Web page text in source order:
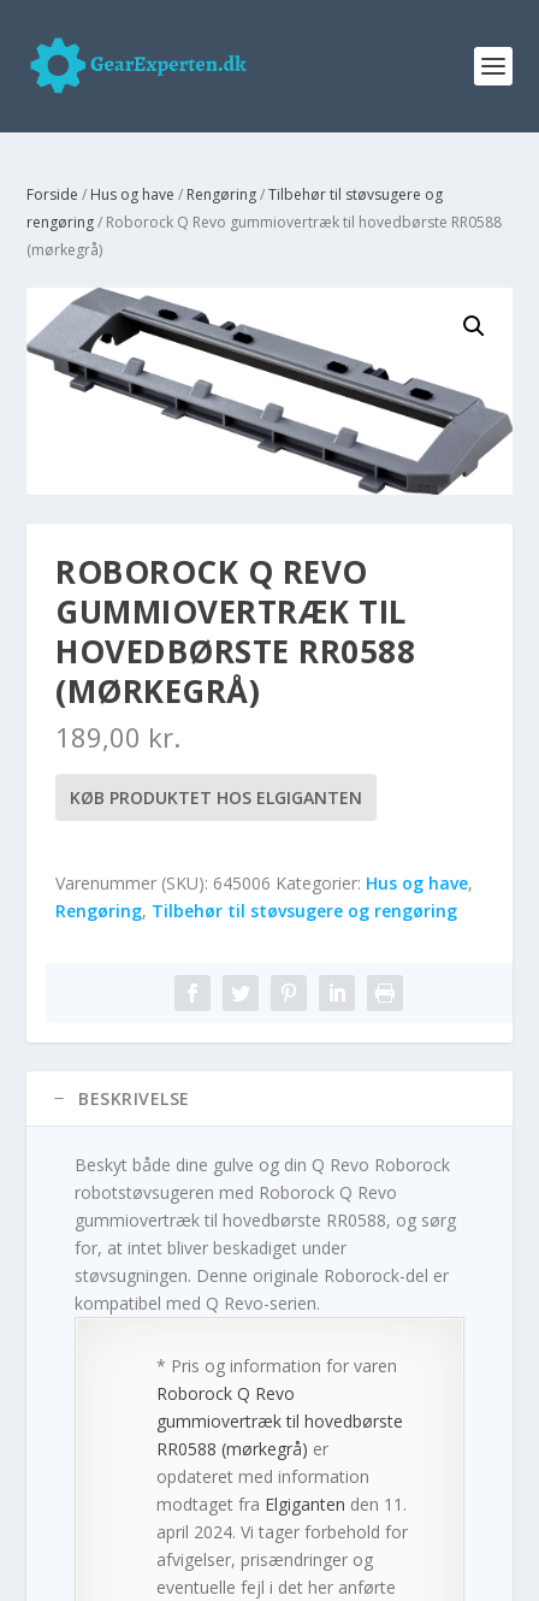
Forside / Hus og have / Rengøring/Tilbehør til støvsugere og
rengøring/ Roborock Q Revo gummiovertræk til hovedbørste RR0588
(mørkegrå)
ROBOROCK Q REVO
GUMMIOVERTRÆK TIL
HOVEDBØRSTE RR0588
(MØRKEGRÅ)
189,00 kr.
KØB PRODUKTET HOS ELGIGANTEN
Varenummer (SKU): 645006 Kategorier: Hus og have,
Rengøring, Tilbehør til støvsugere og rengøring
BESKRIVELSE
Beskyt både dine gulve og din Q Revo Roborock
robotstøvsugeren med Roborock Q Revo
gummiovertræk til hovedbørste RR0588, og sørg
for, at intet bliver beskadiget under
støvsugningen. Denne originale Roborock-del er
kompatibel med Q Revo-serien.
* Pris og information for varen
Roborock Q Revo
gummiovertræk til hovedbørste
RR0588 (mørkegrå) er
opdateret med information
modtaget fra Elgiganten den 11.
april 2024. Vi tager forbehold for
afvigelser, prisændringer og
eventuelle fejl i det her anførte